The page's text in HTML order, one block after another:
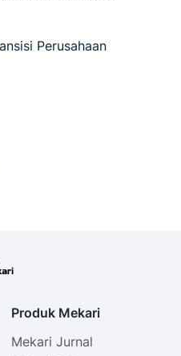
Perusahaan
Produk Mekari
Mekari Jurnal